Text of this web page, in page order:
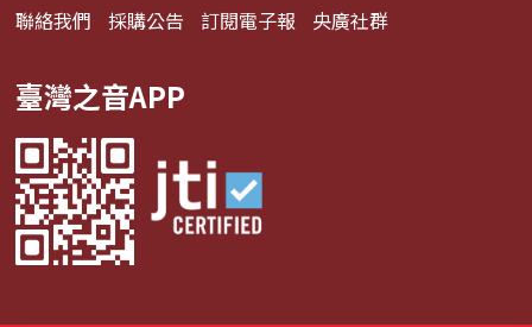
聯絡我們 採購公告 訂閱電子報 央廣社群
臺灣之音APP